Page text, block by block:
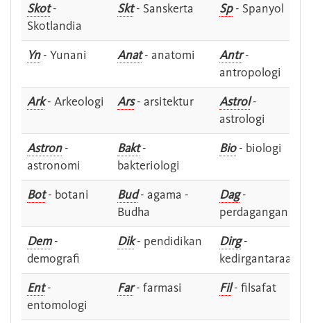
Skot-
Skotlandia
Skt- Sanskerta Sp- Spanyol
Yn- Yunani Anat- anatomi Antr-
antropologi
Ark- Arkeologi Ars- arsitektur Astrol-
astrologi
Astron-
astronomi
Bakt-
bakteriologi
Bio- biologi
Bot- botani Bud- agama -
Budha
Dag-
perdagangan
Dem-
demografi
Dik- pendidikan Dirg-
kedirgantaraan
Ent-
entomologi
Far- farmasi Fil- filsafat